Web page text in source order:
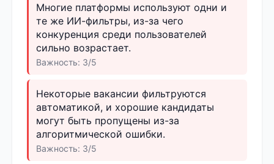
Многие платформы используют одни и
те же ИИ-фильтры, из-за чего
конкуренция среди пользователей
сильно возрастает.
Важность: 3/5
Некоторые вакансии фильтруются
автоматикой, и хорошие кандидаты
могут быть пропущены из-за
алгоритмической ошибки.
Важность: 3/5